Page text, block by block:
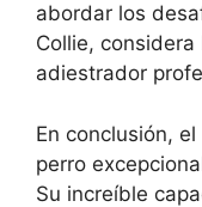
abordar los
Collie,
adiestrador
En conclusión, el
perro
Su increíble